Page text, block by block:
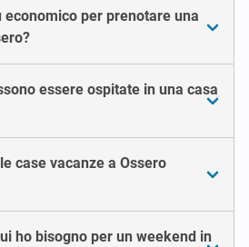
economico per prenotare una
essere ospitate in una casa
case vacanze a Ossero
ho bisogno per un weekend in